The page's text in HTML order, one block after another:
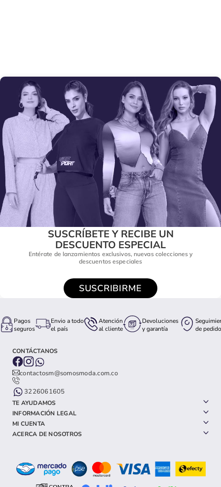
SUSCRÍBETE Y RECIBE UN
DESCUENTO ESPECIAL
Entérate de lanzamientos exclusivos, nuevas colecciones y
descuentos especiales
SUSCRIBIRME
Pagos
seguros
Envio a todo
el país
Atención
al cliente
Devoluciones
y garantía
de pedido
CONTÁCTANOS
contactosm@somosmoda.com.co
3226061605
TE AYUDAMOS
INFORMACIÓN LEGAL
MI CUENTA
ACERCA DE NOSOTROS